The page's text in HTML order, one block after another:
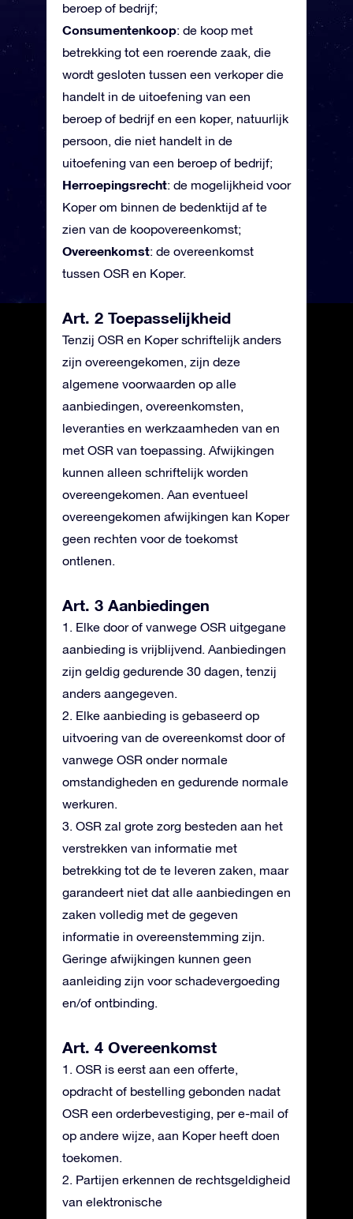
beroep of bedrijf;
Consumentenkoop: de koop met
betrekking tot een roerende zaak, die
wordt gesloten tussen een verkoper die
handelt in de uitoefening van een
beroep of bedrijf en een koper, natuurlijk
persoon, die niet handelt in de
uitoefening van een beroep of bedrijf;
Herroepingsrecht: de mogelijkheid voor
Koper om binnen de bedenktijd af te
zien van de koopovereenkomst;
Overeenkomst: de overeenkomst
tussen OSR en Koper.
Art. 2 Toepasselijkheid
Tenzij OSR en Koper schriftelijk anders
zijn overeengekomen, zijn deze
algemene voorwaarden op alle
aanbiedingen, overeenkomsten,
leveranties en werkzaamheden van en
met OSR van toepassing. Afwijkingen
kunnen alleen schriftelijk worden
overeengekomen. Aan eventueel
overeengekomen afwijkingen kan Koper
geen rechten voor de toekomst
ontlenen.
Art. 3 Aanbiedingen
1. Elke door of vanwege OSR uitgegane
aanbieding is vrijblijvend. Aanbiedingen
zijn geldig gedurende 30 dagen, tenzij
anders aangegeven.
2. Elke aanbieding is gebaseerd op
uitvoering van de overeenkomst door of
vanwege OSR onder normale
omstandigheden en gedurende normale
werkuren.
3. OSR zal grote zorg besteden aan het
verstrekken van informatie met
betrekking tot de te leveren zaken, maar
garandeert niet dat alle aanbiedingen en
zaken volledig met de gegeven
informatie in overeenstemming zijn.
Geringe afwijkingen kunnen geen
aanleiding zijn voor schadevergoeding
en/of ontbinding.
Art. 4 Overeenkomst
1. OSR is eerst aan een offerte,
opdracht of bestelling gebonden nadat
OSR een orderbevestiging, per e-mail of
op andere wijze, aan Koper heeft doen
toekomen.
2. Partijen erkennen de rechtsgeldigheid
van elektronische